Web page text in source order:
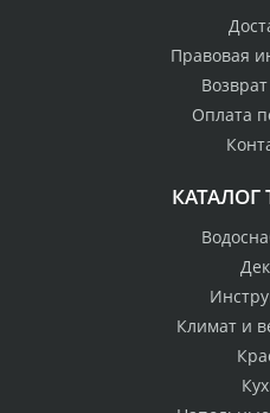
Правовая
Оплата
КАТАЛОГ
Климат и